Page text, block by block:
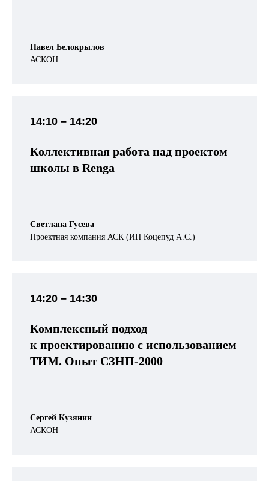
Павел Белокрылов
АСКОН
14:10 – 14:20
Коллективная работа над проектом
школы в Renga
Светлана Гусева
Проектная компания АСК (ИП Коцепуд А.С.)
14:20 – 14:30
Комплексный подход
к проектированию с использованием
ТИМ. Опыт СЗНП-2000
Сергей Кузянин
АСКОН